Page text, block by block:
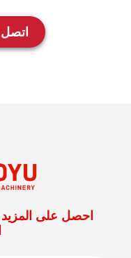
اتصل
احصل على المزيد